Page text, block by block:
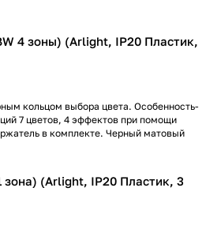
4 зоны) (Arlight, IP20 Пластик,
кольцом выбора цвета. Особенность-
7 цветов, 4 эффектов при помощи
в комплекте. Черный матовый
зона) (Arlight, IP20 Пластик, 3